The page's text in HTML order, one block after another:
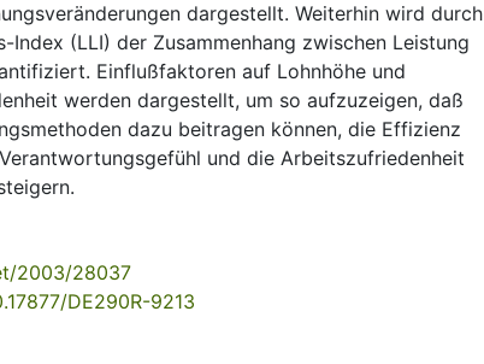
dargestellt. Weiterhin wird durch
Index (LLI) der Zusammenhang zwischen Leistung
Einflußfaktoren auf Lohnhöhe und
werden dargestellt, um so aufzuzeigen, daß
dazu beitragen können, die Effizienz
und die Arbeitszufriedenheit
2003/28037
DE290R-9213